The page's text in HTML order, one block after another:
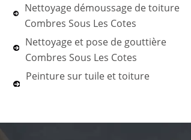
Nettoyage démoussage de toiture
Combres Sous Les Cotes
Nettoyage et pose de gouttière
Combres Sous Les Cotes
Peinture sur tuile et toiture